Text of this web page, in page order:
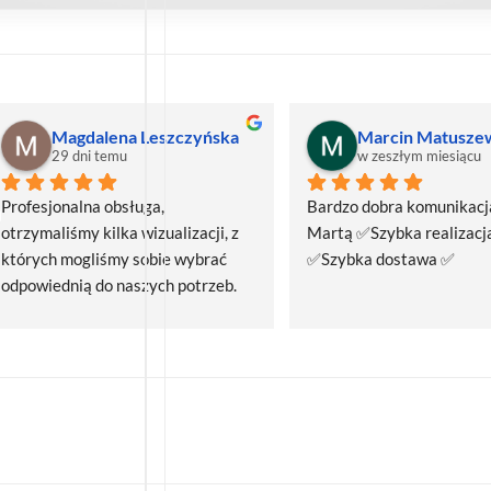
Muzeum Miasta Malborka
2 miesiące temu
Bardzo dobra współpraca podczas
realizacji zamówienie i szybka
dostawa.Polecam
2 miesiące temu
Polecam. Bardzo dobry
obsługą sklepu na
zamówienia. Pani